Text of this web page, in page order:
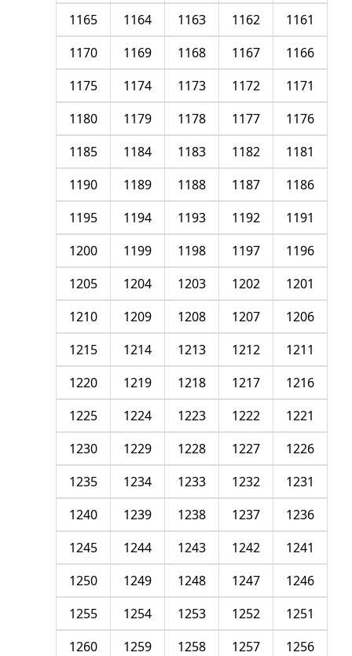
1161
1162
1163
1164
1165
1166
1167
1168
1169
1170
1171
1172
1173
1174
1175
1176
1177
1178
1179
1180
1181
1182
1183
1184
1185
1186
1187
1188
1189
1190
1191
1192
1193
1194
1195
1196
1197
1198
1199
1200
1201
1202
1203
1204
1205
1206
1207
1208
1209
1210
1211
1212
1213
1214
1215
1216
1217
1218
1219
1220
1221
1222
1223
1224
1225
1226
1227
1228
1229
1230
1231
1232
1233
1234
1235
1236
1237
1238
1239
1240
1241
1242
1243
1244
1245
1246
1247
1248
1249
1250
1251
1252
1253
1254
1255
1256
1257
1258
1259
1260